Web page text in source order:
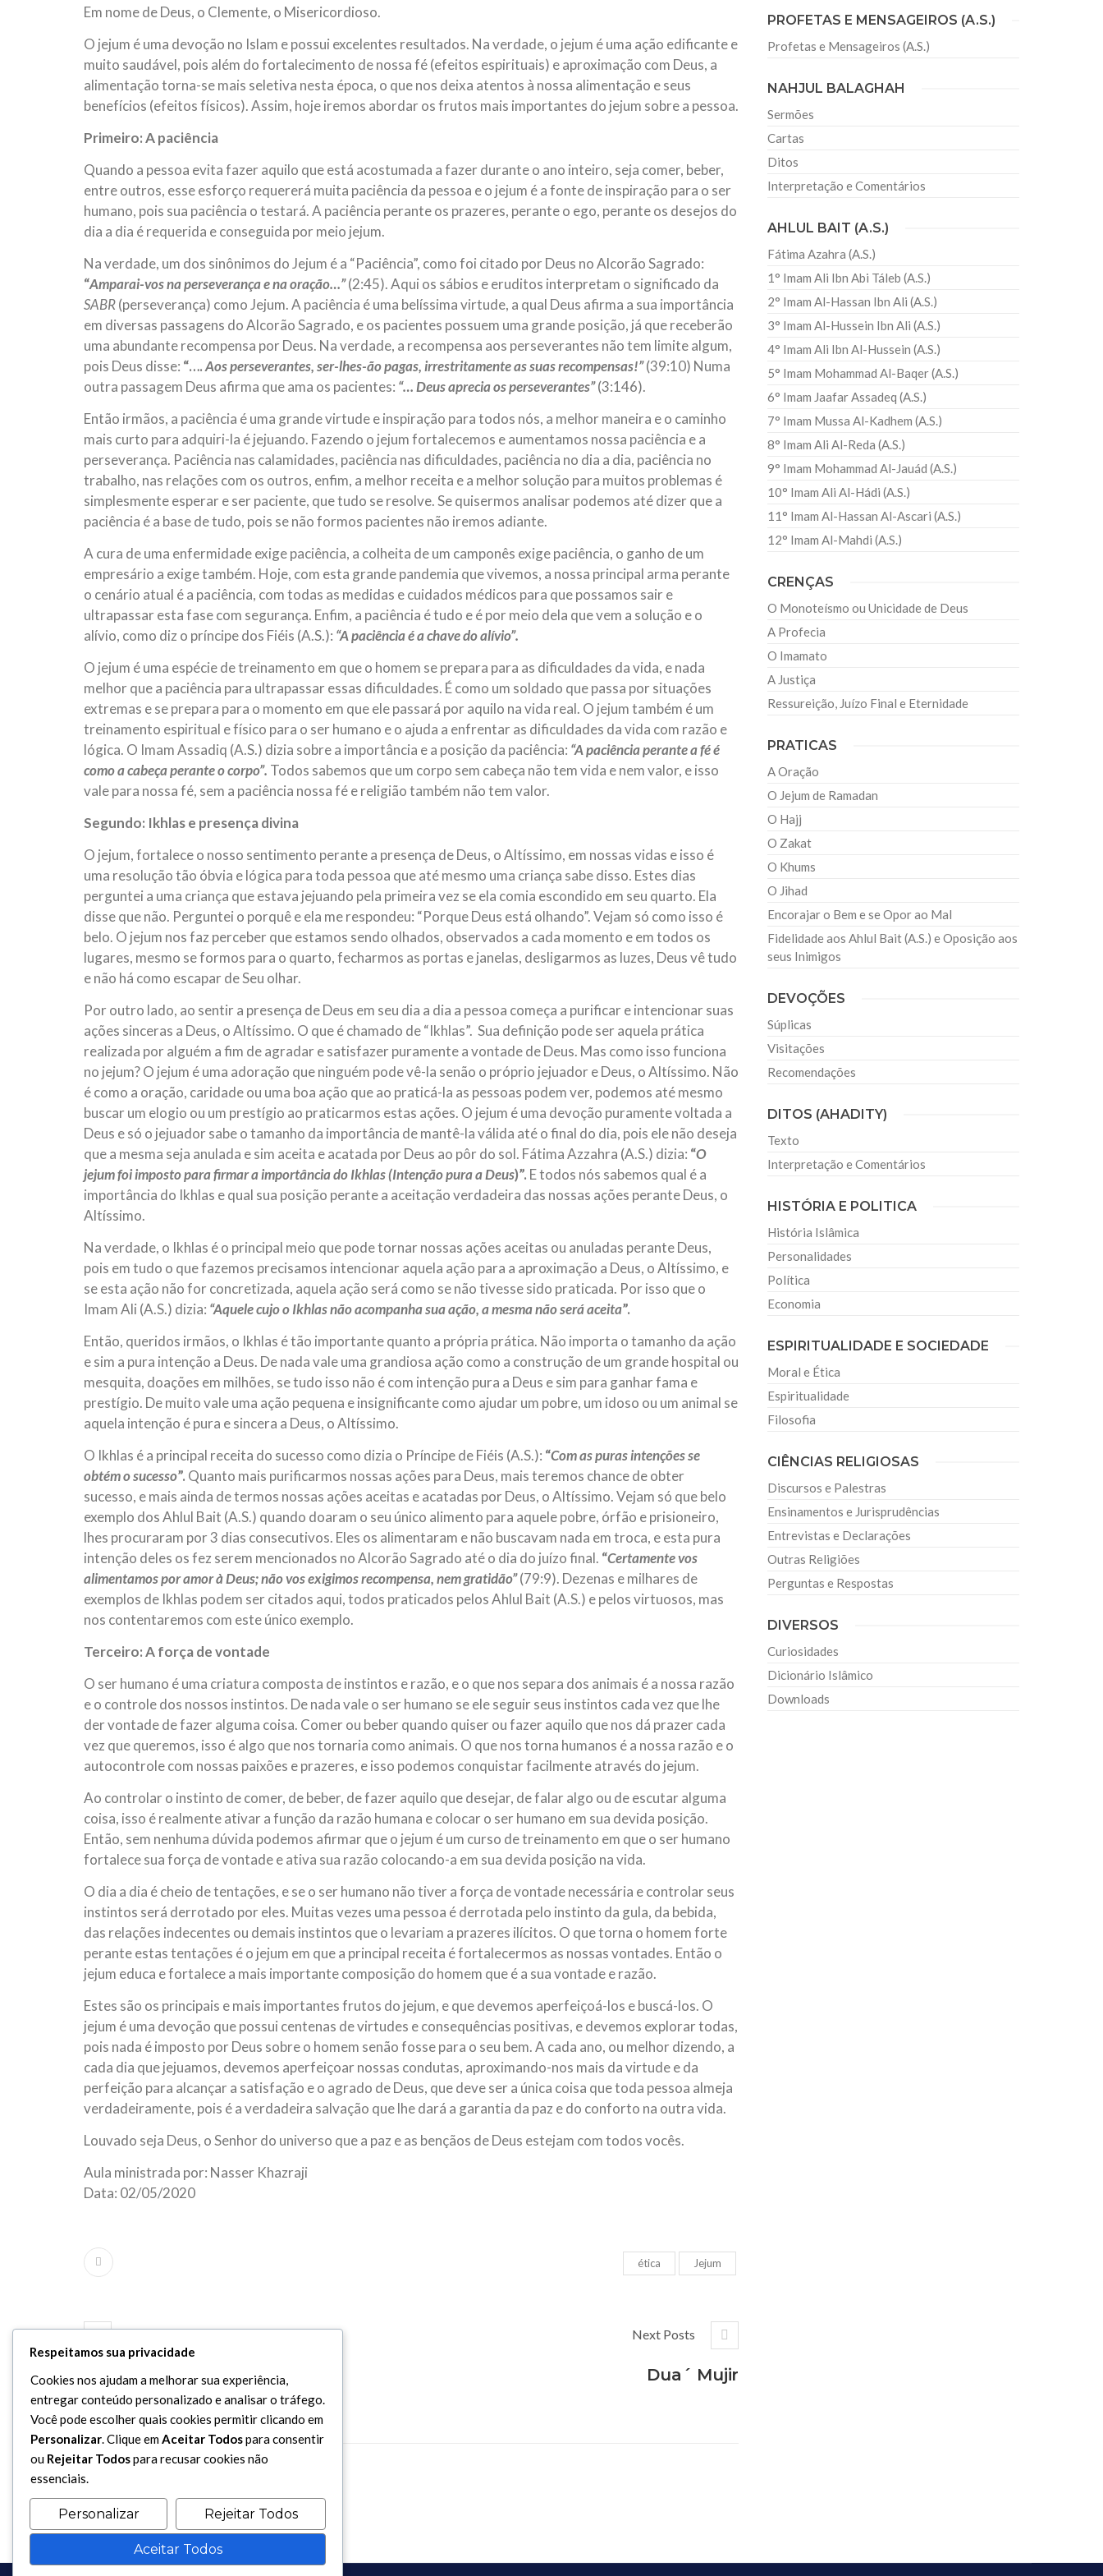
10 DE NOVEMBRO DE 2013
Em nome de Deus, o Clemente, o Misericordioso! Diante da data em que
relembramos o martírio do quarto Imam dos muçulmanos, o Imam Ali Ibn Al-
Hussein Ibn Ali Ibn Abi Táleb (A.S.), conhecido por “Zein Al-Ábidin” (Formosura
Centro Islâmico no Brasil recebe o ex-ministro das
Relações Exteriores da República Islâmica do Irã
Na noite da quinta-feira, 03 de Abril, o Centro Islâmico no Brasil recebeu em sua
sede, em São Paulo, o ex-ministro das Relações Exteriores da República Islâmica
do Irã, Sr. Kamal Kharrazi, que encontra-se visitando
Em nome de Deus, o Clemente, o Misericordioso.
O jejum é uma devoção no Islam e possui excelentes resultados. Na verdade, o jejum é uma ação edificante e
muito saudável, pois além do fortalecimento de nossa fé (efeitos espirituais) e aproximação com Deus, a
alimentação torna-se mais seletiva nesta época, o que nos deixa atentos à nossa alimentação e seus
benefícios (efeitos físicos). Assim, hoje iremos abordar os frutos mais importantes do jejum sobre a pessoa.
Primeiro: A paciência
Quando a pessoa evita fazer aquilo que está acostumada a fazer durante o ano inteiro, seja comer, beber,
entre outros, esse esforço requererá muita paciência da pessoa e o jejum é a fonte de inspiração para o ser
humano, pois sua paciência o testará. A paciência perante os prazeres, perante o ego, perante os desejos do
dia a dia é requerida e conseguida por meio jejum.
Na verdade, um dos sinônimos do Jejum é a “Paciência”, como foi citado por Deus no Alcorão Sagrado:
“Amparai-vos na perseverança e na oração…”(2:45). Aqui os sábios e eruditos interpretam o significado da
SABR(perseverança) como Jejum. A paciência é uma belíssima virtude, a qual Deus afirma a sua importância
em diversas passagens do Alcorão Sagrado, e os pacientes possuem uma grande posição, já que receberão
uma abundante recompensa por Deus. Na verdade, a recompensa aos perseverantes não tem limite algum,
pois Deus disse: “….Aos perseverantes, ser-lhes-ão pagas, irrestritamente as suas recompensas!”(39:10) Numa
outra passagem Deus afirma que ama os pacientes: “… Deus aprecia os perseverantes”(3:146).
Então irmãos, a paciência é uma grande virtude e inspiração para todos nós, a melhor maneira e o caminho
mais curto para adquiri-la é jejuando. Fazendo o jejum fortalecemos e aumentamos nossa paciência e a
perseverança. Paciência nas calamidades, paciência nas dificuldades, paciência no dia a dia, paciência no
trabalho, nas relações com os outros, enfim, a melhor receita e a melhor solução para muitos problemas é
simplesmente esperar e ser paciente, que tudo se resolve. Se quisermos analisar podemos até dizer que a
paciência é a base de tudo, pois se não formos pacientes não iremos adiante.
A cura de uma enfermidade exige paciência, a colheita de um camponês exige paciência, o ganho de um
empresário a exige também. Hoje, com esta grande pandemia que vivemos, a nossa principal arma perante
o cenário atual é a paciência, com todas as medidas e cuidados médicos para que possamos sair e
ultrapassar esta fase com segurança. Enfim, a paciência é tudo e é por meio dela que vem a solução e o
alívio, como diz o príncipe dos Fiéis (A.S.): “A paciência é a chave do alívio”.
O jejum é uma espécie de treinamento em que o homem se prepara para as dificuldades da vida, e nada
melhor que a paciência para ultrapassar essas dificuldades. É como um soldado que passa por situações
extremas e se prepara para o momento em que ele passará por aquilo na vida real. O jejum também é um
treinamento espiritual e físico para o ser humano e o ajuda a enfrentar as dificuldades da vida com razão e
lógica. O Imam Assadiq (A.S.) dizia sobre a importância e a posição da paciência: “A paciência perante a fé é
como a cabeça perante o corpo”. Todos sabemos que um corpo sem cabeça não tem vida e nem valor, e isso
vale para nossa fé, sem a paciência nossa fé e religião também não tem valor.
Segundo: Ikhlas e presença divina
O jejum, fortalece o nosso sentimento perante a presença de Deus, o Altíssimo, em nossas vidas e isso é
uma resolução tão óbvia e lógica para toda pessoa que até mesmo uma criança sabe disso. Estes dias
perguntei a uma criança que estava jejuando pela primeira vez se ela comia escondido em seu quarto. Ela
disse que não. Perguntei o porquê e ela me respondeu: “Porque Deus está olhando”. Vejam só como isso é
belo. O jejum nos faz perceber que estamos sendo olhados, observados a cada momento e em todos os
lugares, mesmo se formos para o quarto, fecharmos as portas e janelas, desligarmos as luzes, Deus vê tudo
e não há como escapar de Seu olhar.
Por outro lado, ao sentir a presença de Deus em seu dia a dia a pessoa começa a purificar e intencionar suas
ações sinceras a Deus, o Altíssimo. O que é chamado de “Ikhlas”. Sua definição pode ser aquela prática
realizada por alguém a fim de agradar e satisfazer puramente a vontade de Deus. Mas como isso funciona
no jejum? O jejum é uma adoração que ninguém pode vê-la senão o próprio jejuador e Deus, o Altíssimo. Não
é como a oração, caridade ou uma boa ação que ao praticá-la as pessoas podem ver, podemos até mesmo
buscar um elogio ou um prestígio ao praticarmos estas ações. O jejum é uma devoção puramente voltada a
Deus e só o jejuador sabe o tamanho da importância de mantê-la válida até o final do dia, pois ele não deseja
que a mesma seja anulada e sim aceita e acatada por Deus ao pôr do sol. Fátima Azzahra (A.S.) dizia: “O
jejum foi imposto para firmar a importância do Ikhlas (Intenção pura a Deus)”. E todos nós sabemos qual é a
importância do Ikhlas e qual sua posição perante a aceitação verdadeira das nossas ações perante Deus, o
Altíssimo.
Na verdade, o Ikhlas é o principal meio que pode tornar nossas ações aceitas ou anuladas perante Deus,
pois em tudo o que fazemos precisamos intencionar aquela ação para a aproximação a Deus, o Altíssimo, e
se esta ação não for concretizada, aquela ação será como se não tivesse sido praticada. Por isso que o
Imam Ali (A.S.) dizia: “Aquele cujo o Ikhlas não acompanha sua ação, a mesma não será aceita”.
Então, queridos irmãos, o Ikhlas é tão importante quanto a própria prática. Não importa o tamanho da ação
e sim a pura intenção a Deus. De nada vale uma grandiosa ação como a construção de um grande hospital ou
mesquita, doações em milhões, se tudo isso não é com intenção pura a Deus e sim para ganhar fama e
prestígio. De muito vale uma ação pequena e insignificante como ajudar um pobre, um idoso ou um animal se
aquela intenção é pura e sincera a Deus, o Altíssimo.
O Ikhlas é a principal receita do sucesso como dizia o Príncipe de Fiéis (A.S.): “Com as puras intenções se
obtém o sucesso”. Quanto mais purificarmos nossas ações para Deus, mais teremos chance de obter
sucesso, e mais ainda de termos nossas ações aceitas e acatadas por Deus, o Altíssimo. Vejam só que belo
exemplo dos Ahlul Bait (A.S.) quando doaram o seu único alimento para aquele pobre, órfão e prisioneiro,
lhes procuraram por 3 dias consecutivos. Eles os alimentaram e não buscavam nada em troca, e esta pura
intenção deles os fez serem mencionados no Alcorão Sagrado até o dia do juízo final. “Certamente vos
alimentamos por amor à Deus; não vos exigimos recompensa, nem gratidão”(79:9). Dezenas e milhares de
exemplos de Ikhlas podem ser citados aqui, todos praticados pelos Ahlul Bait (A.S.) e pelos virtuosos, mas
nos contentaremos com este único exemplo.
Terceiro: A força de vontade
O ser humano é uma criatura composta de instintos e razão, e o que nos separa dos animais é a nossa razão
e o controle dos nossos instintos. De nada vale o ser humano se ele seguir seus instintos cada vez que lhe
der vontade de fazer alguma coisa. Comer ou beber quando quiser ou fazer aquilo que nos dá prazer cada
vez que queremos, isso é algo que nos tornaria como animais. O que nos torna humanos é a nossa razão e o
autocontrole com nossas paixões e prazeres, e isso podemos conquistar facilmente através do jejum.
Ao controlar o instinto de comer, de beber, de fazer aquilo que desejar, de falar algo ou de escutar alguma
coisa, isso é realmente ativar a função da razão humana e colocar o ser humano em sua devida posição.
Então, sem nenhuma dúvida podemos afirmar que o jejum é um curso de treinamento em que o ser humano
fortalece sua força de vontade e ativa sua razão colocando-a em sua devida posição na vida.
O dia a dia é cheio de tentações, e se o ser humano não tiver a força de vontade necessária e controlar seus
instintos será derrotado por eles. Muitas vezes uma pessoa é derrotada pelo instinto da gula, da bebida,
das relações indecentes ou demais instintos que o levariam a prazeres ilícitos. O que torna o homem forte
perante estas tentações é o jejum em que a principal receita é fortalecermos as nossas vontades. Então o
jejum educa e fortalece a mais importante composição do homem que é a sua vontade e razão.
Estes são os principais e mais importantes frutos do jejum, e que devemos aperfeiçoá-los e buscá-los. O
jejum é uma devoção que possui centenas de virtudes e consequências positivas, e devemos explorar todas,
pois nada é imposto por Deus sobre o homem senão fosse para o seu bem. A cada ano, ou melhor dizendo, a
cada dia que jejuamos, devemos aperfeiçoar nossas condutas, aproximando-nos mais da virtude e da
perfeição para alcançar a satisfação e o agrado de Deus, que deve ser a única coisa que toda pessoa almeja
verdadeiramente, pois é a verdadeira salvação que lhe dará a garantia da paz e do conforto na outra vida.
Louvado seja Deus, o Senhor do universo que a paz e as bençãos de Deus estejam com todos vocês.
Aula ministrada por: Nasser Khazraji
Data: 02/05/2020
ética Jejum
Previous Posts
Ramadan, o mês da
reforma e da restauração
Next Posts
Dua´ Mujir
PROFETAS E MENSAGEIROS (A.S.)
Profetas e Mensageiros (A.S.)
NAHJUL BALAGHAH
Sermões
Cartas
Ditos
Interpretação e Comentários
AHLUL BAIT (A.S.)
Fátima Azahra (A.S.)
1° Imam Ali Ibn Abi Táleb (A.S.)
2° Imam Al-Hassan Ibn Ali (A.S.)
3° Imam Al-Hussein Ibn Ali (A.S.)
4° Imam Ali Ibn Al-Hussein (A.S.)
5° Imam Mohammad Al-Baqer (A.S.)
6° Imam Jaafar Assadeq (A.S.)
7° Imam Mussa Al-Kadhem (A.S.)
8° Imam Ali Al-Reda (A.S.)
9° Imam Mohammad Al-Jauád (A.S.)
10° Imam Ali Al-Hádi (A.S.)
11° Imam Al-Hassan Al-Ascari (A.S.)
12° Imam Al-Mahdi (A.S.)
CRENÇAS
O Monoteísmo ou Unicidade de Deus
A Profecia
O Imamato
A Justiça
Ressureição, Juízo Final e Eternidade
PRATICAS
A Oração
O Jejum de Ramadan
O Hajj
O Zakat
O Khums
O Jihad
Encorajar o Bem e se Opor ao Mal
Fidelidade aos Ahlul Bait (A.S.) e Oposição aos
seus Inimigos
DEVOÇÕES
Súplicas
Visitações
Recomendações
DITOS (AHADITY)
Texto
Interpretação e Comentários
HISTÓRIA E POLITICA
História Islâmica
Personalidades
Política
Economia
ESPIRITUALIDADE E SOCIEDADE
Moral e Ética
Espiritualidade
Filosofia
CIÊNCIAS RELIGIOSAS
Discursos e Palestras
Ensinamentos e Jurisprudências
Entrevistas e Declarações
Outras Religiões
Perguntas e Respostas
DIVERSOS
Curiosidades
Dicionário Islâmico
Downloads
Respeitamos sua privacidade
Cookies nos ajudam a melhorar sua experiência,
entregar conteúdo personalizado e analisar o tráfego.
Você pode escolher quais cookies permitir clicando em
Personalizar. Clique emAceitar Todospara consentir
ou Rejeitar Todospara recusar cookies não
essenciais.
Personalizar Rejeitar Todos
Aceitar Todos